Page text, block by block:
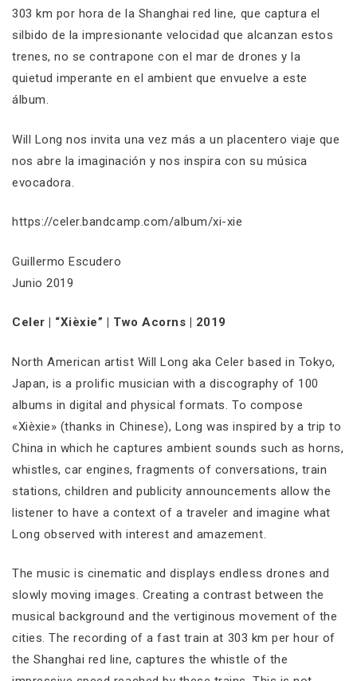
303 km por hora de la Shanghai red line, que captura el
silbido de la impresionante velocidad que alcanzan estos
trenes, no se contrapone con el mar de drones y la
quietud imperante en el ambient que envuelve a este
álbum.
Will Long nos invita una vez más a un placentero viaje que
nos abre la imaginación y nos inspira con su música
evocadora.
https://celer.bandcamp.com/album/xi-xie
Guillermo Escudero
Junio 2019
Celer | “Xièxie” | Two Acorns | 2019
North American artist Will Long aka Celer based in Tokyo,
Japan, is a prolific musician with a discography of 100
albums in digital and physical formats. To compose
«Xièxie» (thanks in Chinese), Long was inspired by a trip to
China in which he captures ambient sounds such as horns,
whistles, car engines, fragments of conversations, train
stations, children and publicity announcements allow the
listener to have a context of a traveler and imagine what
Long observed with interest and amazement.
The music is cinematic and displays endless drones and
slowly moving images. Creating a contrast between the
musical background and the vertiginous movement of the
cities. The recording of a fast train at 303 km per hour of
the Shanghai red line, captures the whistle of the